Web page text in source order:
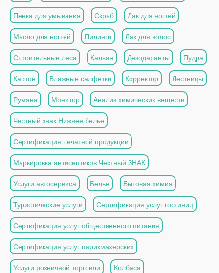
Пенка для умывания Скраб Лак для ногтей
Масло для ногтей Пилинги Лак для волос
Строительные леса Кальян Дезодаранты Пудра
Картон Влажные салфетки Корректор Лестницы
Румяна Монитор Анализ химических веществ
Честный знак Нижнее белье
Сертификация печатной продукции
Маркировка антисептиков Честный ЗНАК
Услуги автосервиса Белье Бытовая химия
Туристические услуги Сертификация услуг гостиниц
Сертификация услуг общественного питания
Сертификация услуг парикмахерских
Услуги розничной торговли Колбаса